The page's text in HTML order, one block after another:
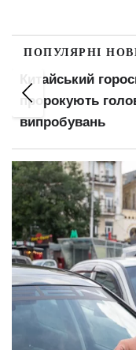
ПОПУЛЯРНІ
Китайський
пророкують
випробувань